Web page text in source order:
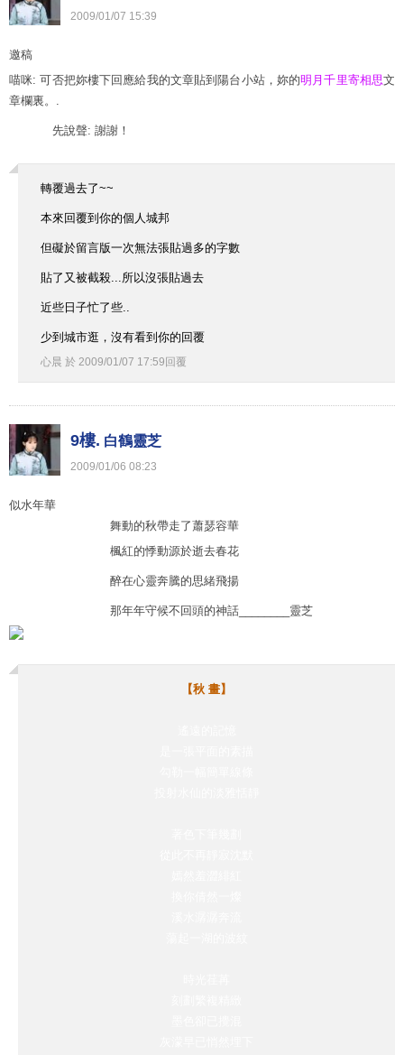
2009/01/07 15:39
邀稿
喵咪: 可否把妳樓下回應給我的文章貼到陽台小站，妳的明月千里寄相思文
章欄裏。.
先說聲: 謝謝！
轉覆過去了~~
本來回覆到你的個人城邦
但礙於留言版一次無法張貼過多的字數
貼了又被截殺...所以沒張貼過去
近些日子忙了些..
少到城市逛，沒有看到你的回覆
心晨 於 2009/01/07 17:59 回覆
9樓. 白鶴靈芝
2009/01/06 08:23
似水年華
舞動的秋帶走了蕭瑟容華
楓紅的悸動源於逝去春花
醉在心靈奔騰的思緒飛揚
那年年守候不回頭的神話________靈芝
【秋 畫】